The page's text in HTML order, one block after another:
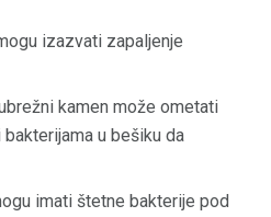
izazvati zapaljenje
kamen može ometati
u bešiku da
imati štetne bakterije pod